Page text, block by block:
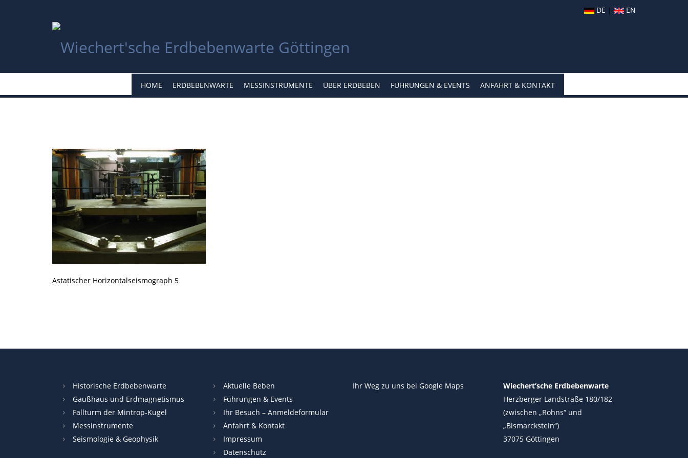
DE | EN
HOME ERDBEBENWARTE MESSINSTRUMENTE ÜBER ERDBEBEN FÜHRUNGEN & EVENTS ANFAHRT & KONTAKT
Astatischer Horizontalseismograph 5
Historische Erdbebenwarte
Gaußhaus und Erdmagnetismus
Fallturm der Mintrop-Kugel
Messinstrumente
Seismologie & Geophysik
Aktuelle Beben
Führungen & Events
Ihr Besuch – Anmeldeformular
Anfahrt & Kontakt
Impressum
Datenschutz
Ihr Weg zu uns beiGoogle Maps
Wiechert’sche Erdbebenwarte
Herzberger Landstraße 180/182
(zwischen „Rohns“ und
„Bismarckstein“)
37075 Göttingen